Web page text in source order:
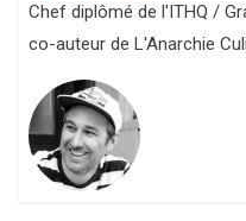
Chef diplômé de l'ITHQ /
co-auteur de L'Anarchie